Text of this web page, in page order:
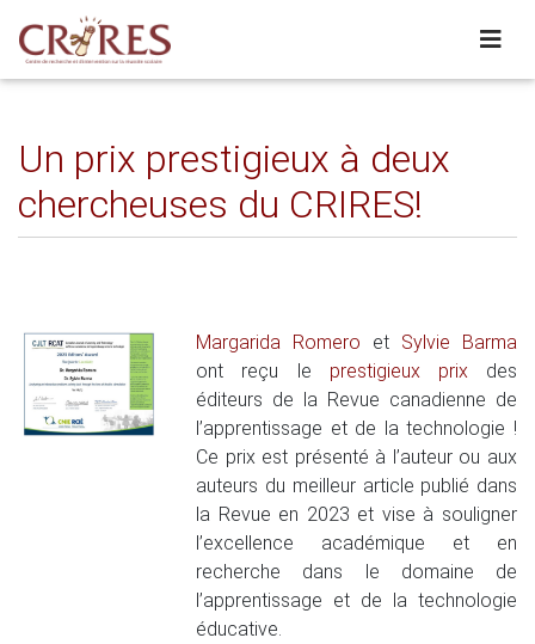
Un prix prestigieux à deux
chercheuses du CRIRES!
Margarida Romero et Sylvie Barma
ont reçu le prestigieux prixdes
éditeurs de la Revue canadienne de
l’apprentissage et de la technologie !
Ce prix est présenté à l’auteur ou aux
auteurs du meilleur article publié dans
la Revue en 2023 et vise à souligner
l’excellence académique et en
recherche dans le domaine de
l’apprentissage et de la technologie
éducative.